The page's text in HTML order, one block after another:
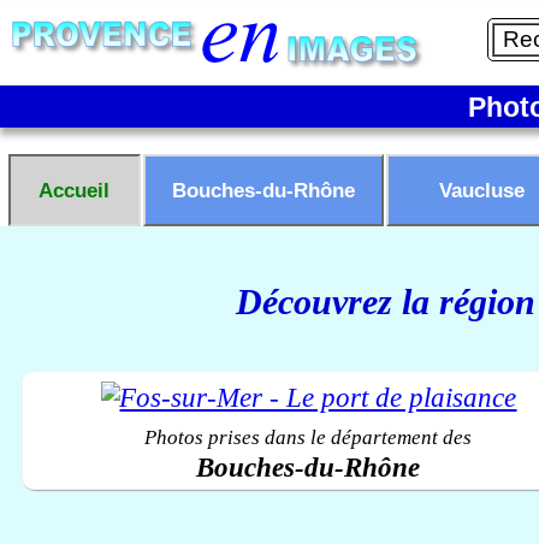
Accueil Bouches-du-Rhône Vaucluse
Découvrez la
Photos prises dans le département des
Bouches-du-Rhône